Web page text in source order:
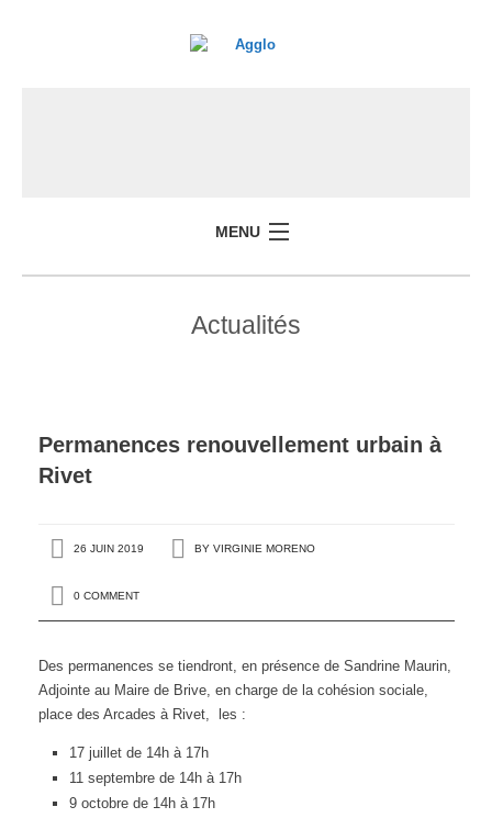
MENU
Actualités
Permanences renouvellement urbain à
Rivet
26 JUIN 2019 BY VIRGINIE MORENO
0 COMMENT
Des permanences se tiendront, en présence de Sandrine Maurin,
Adjointe au Maire de Brive, en charge de la cohésion sociale,
place des Arcades à Rivet, les :
17 juillet de 14h à 17h
11 septembre de 14h à 17h
9 octobre de 14h à 17h